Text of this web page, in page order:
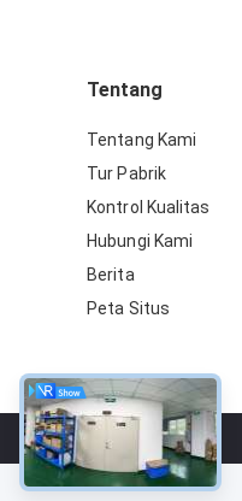
Tentang
Tentang Kami
Tur Pabrik
Kontrol Kualitas
Hubungi Kami
Berita
Peta Situs